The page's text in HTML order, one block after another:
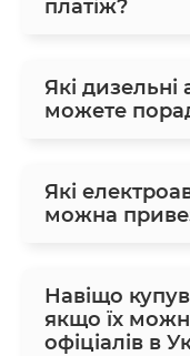
платіж?
Які дизельні
можете
Які
можна
Навіщо
якщо їх
офіціалів в